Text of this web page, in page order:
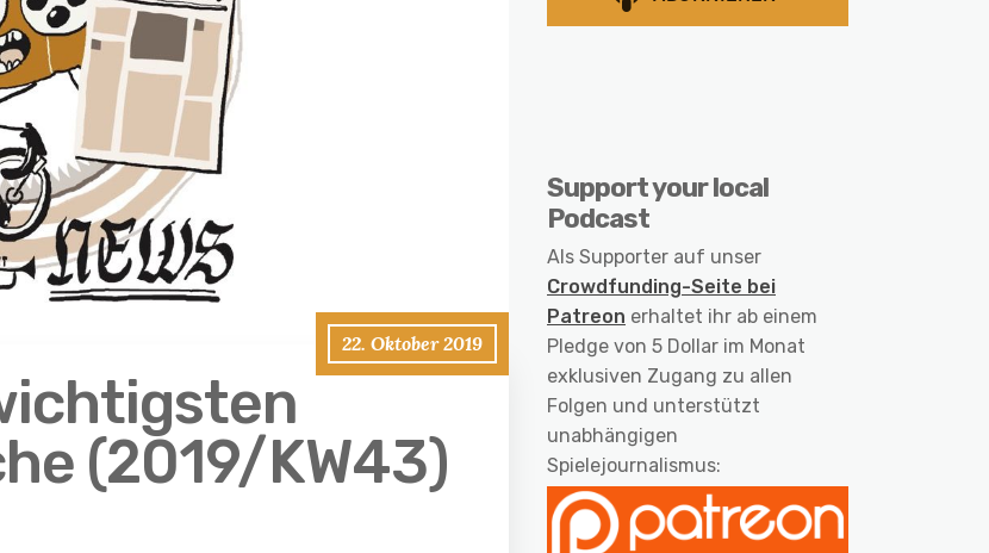
22. Oktober 2019
(2019/KW43)
Support your local
Podcast
Als Supporter auf unser
Crowdfunding-Seite bei
Patreon erhaltet ihr ab einem
Pledge von 5 Dollar im Monat
exklusiven Zugang zu allen
Folgen und unterstützt
unabhängigen
Spielejournalismus: